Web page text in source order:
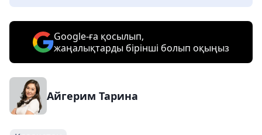
Google-ға қосылып,
жаңалықтарды бірінші болып оқыңыз
Айгерим Тарина